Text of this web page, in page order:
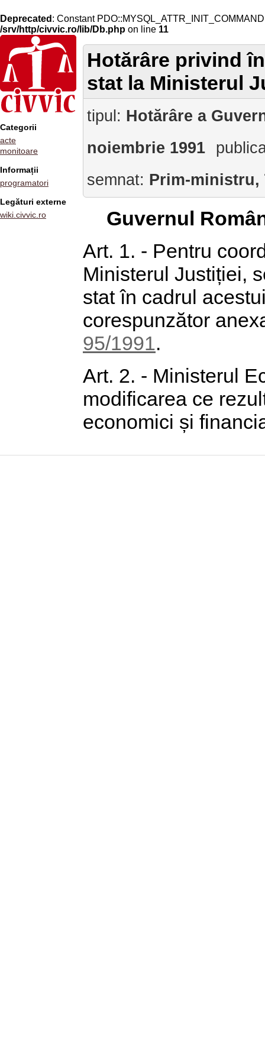
Deprecated : Constant
/srv/http/civvic.ro/lib/Db.php on line 11
Categorii
acte
monitoare
Informații
programatori
Legături externe
wiki.civvic.ro
Hotărâre privind
stat la Ministerul
tipul: Hotărâre a
noiembrie 1991
semnat: Prim-ministru,
Guvernul
Art. 1. - Pentru
Ministerul Justiției,
stat în cadrul
corespunzător
95/1991.
Art. 2. - Ministerul
modificarea ce
economici și